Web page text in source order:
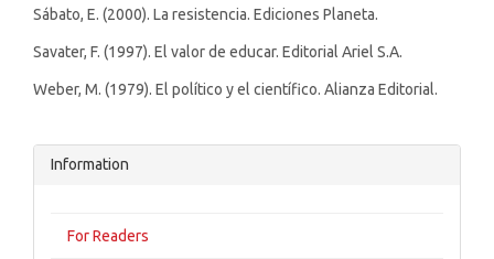
Sábato, E. (2000). La resistencia. Ediciones Planeta.
Savater, F. (1997). El valor de educar. Editorial Ariel S.A.
Weber, M. (1979). El político y el científico. Alianza Editorial.
Information
For Readers